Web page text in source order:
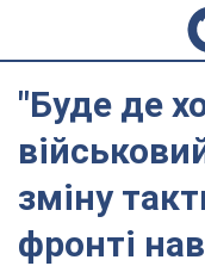
"Буде де
зміну
фронті